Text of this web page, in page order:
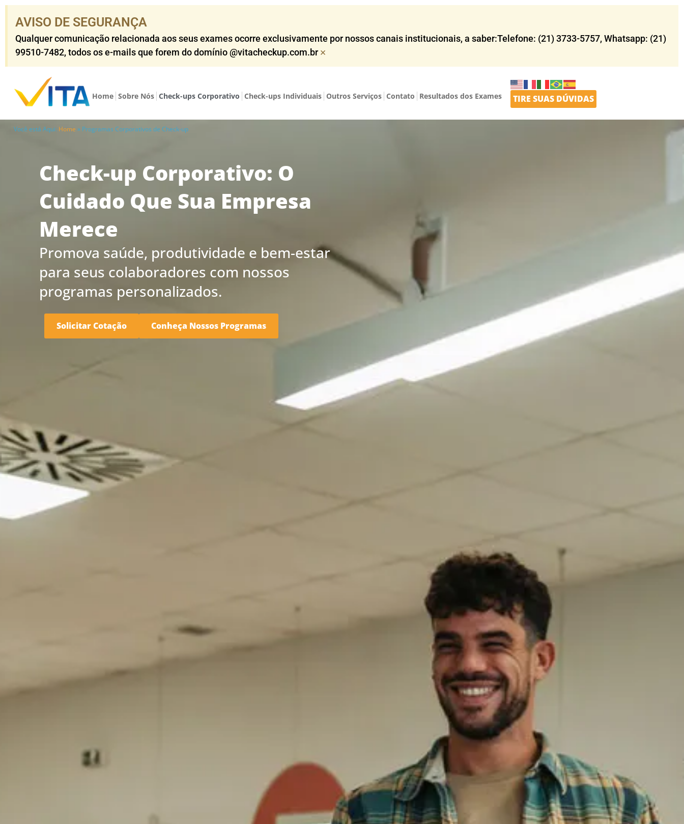
AVISO DE SEGURANÇA​
Qualquer comunicação relacionada aos seus exames ocorre exclusivamente por nossos canais institucionais, a saber:Telefone: (21) 3733-5757​, Whatsapp: (21)
99510-7482​, todos os e-mails que forem do domínio @vitacheckup.com.br​ ×
Home Sobre Nós Check-ups Corporativo Check-ups Individuais Outros Serviços Contato Resultados dos Exames TIRE SUAS DÚVIDAS
Você está Aqui: Home » Programas Corporativos de Check-up
Check-up Corporativo: O
Cuidado Que Sua Empresa
Merece
Promova saúde, produtividade e bem-estar
para seus colaboradores com nossos
programas personalizados.
Solicitar Cotação Conheça Nossos Programas